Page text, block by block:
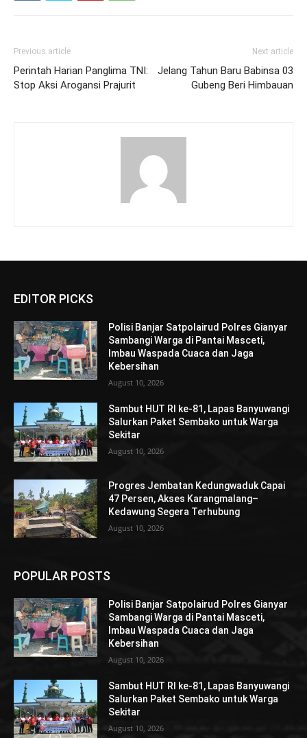
Previous article
Perintah Harian Panglima TNI:
Stop Aksi Arogansi Prajurit
Next article
Jelang Tahun Baru Babinsa 03
Gubeng Beri Himbauan
EDITOR PICKS
Polisi Banjar Satpolairud Polres Gianyar
Sambangi Warga di Pantai Masceti,
Imbau Waspada Cuaca dan Jaga
Kebersihan
August 10, 2026
Sambut HUT RI ke-81, Lapas Banyuwangi
Salurkan Paket Sembako untuk Warga
Sekitar
August 10, 2026
Progres Jembatan Kedungwaduk Capai
47 Persen, Akses Karangmalang–
Kedawung Segera Terhubung
August 10, 2026
POPULAR POSTS
Polisi Banjar Satpolairud Polres Gianyar
Sambangi Warga di Pantai Masceti,
Imbau Waspada Cuaca dan Jaga
Kebersihan
August 10, 2026
Sambut HUT RI ke-81, Lapas Banyuwangi
Salurkan Paket Sembako untuk Warga
Sekitar
August 10, 2026